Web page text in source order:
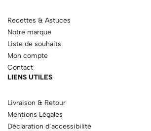
Recettes & Astuces
Notre marque
Liste de souhaits
Mon compte
Contact
LIENS UTILES
Livraison & Retour
Mentions Légales
Déclaration d’accessibilité